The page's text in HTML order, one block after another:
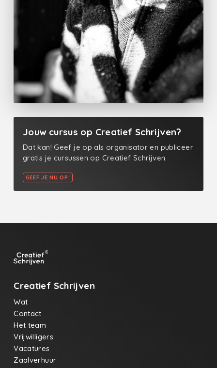
Jouw cursus op Creatief Schrijven?
Dat kan! Geef je op als organisator en publiceer
gratis je cursussen op Creatief Schrijven.
GEEF JE NU OP!
Creatief Schrijven
Wat
Contact
Het team
Vrijwilligers
Vacatures
Zaalverhuur